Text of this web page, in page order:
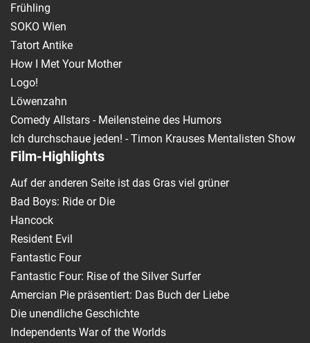
Frühling
SOKO Wien
Tatort Antike
How I Met Your Mother
Logo!
Löwenzahn
Comedy Allstars - Meilensteine des Humors
Ich durchschaue jeden! - Timon Krauses Mentalisten Show
Film-Highlights
Auf der anderen Seite ist das Gras viel grüner
Bad Boys: Ride or Die
Hancock
Resident Evil
Fantastic Four
Fantastic Four: Rise of the Silver Surfer
Amercian Pie präsentiert: Das Buch der Liebe
Die unendliche Geschichte
Independents War of the Worlds